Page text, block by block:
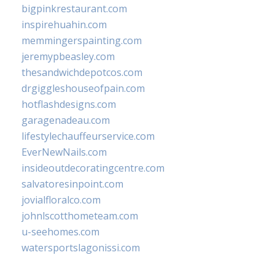
bigpinkrestaurant.com
inspirehuahin.com
memmingerspainting.com
jeremypbeasley.com
thesandwichdepotcos.com
drgiggleshouseofpain.com
hotflashdesigns.com
garagenadeau.com
lifestylechauffeurservice.com
EverNewNails.com
insideoutdecoratingcentre.com
salvatoresinpoint.com
jovialfloralco.com
johnlscotthometeam.com
u-seehomes.com
watersportslagonissi.com